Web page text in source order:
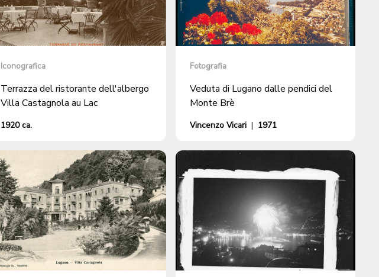
Iconografica
Terrazza del ristorante dell'albergo
Villa Castagnola au Lac
1920 ca.
Fotografia
Veduta di Lugano dalle pendici del
Monte Brè
Vincenzo Vicari | 1971